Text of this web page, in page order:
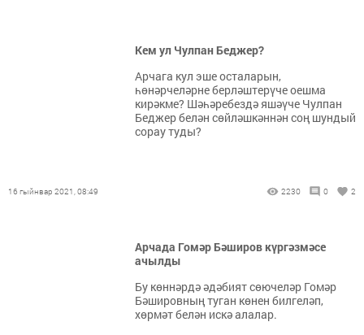
Кем ул Чулпан Беджер?
Арчага кул эше осталарын,
һөнәрчеләрне берләштерүче оешма
кирәкме? Шәһәребездә яшәүче Чулпан
Беджер белән сөйләшкәннән соң шундый
сорау туды?
16 гыйнвар 2021, 08:49 2230 0 2
Арчада Гомәр Бәширов күргәзмәсе
ачылды
Бу көннәрдә әдәбият сөючеләр Гомәр
Бәшировның туган көнен билгеләп,
хөрмәт белән искә алалар.